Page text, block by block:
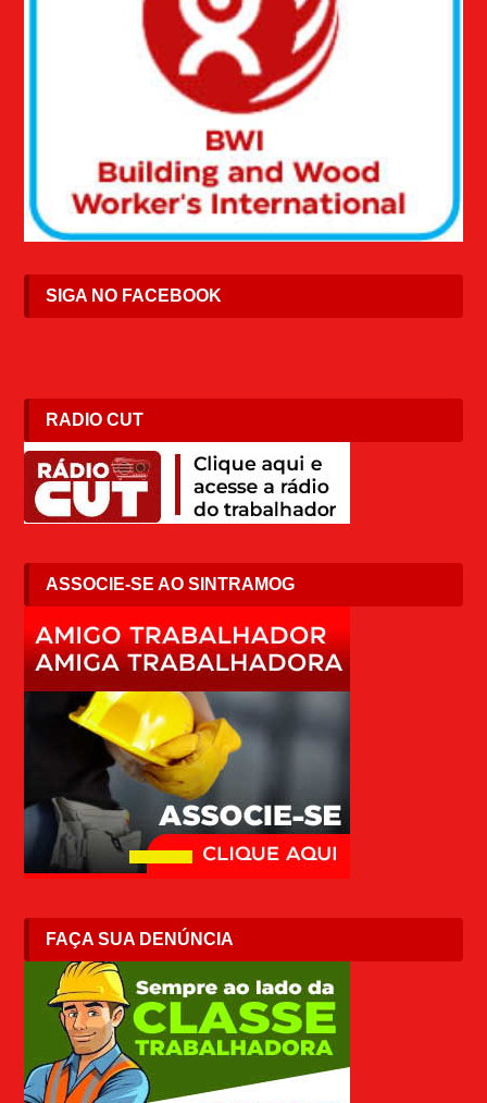
SIGA NO FACEBOOK
RADIO CUT
ASSOCIE-SE AO SINTRAMOG
FAÇA SUA DENÚNCIA